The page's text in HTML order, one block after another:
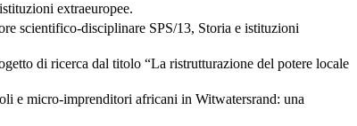
extraeuropee.
scientifico-disciplinare SPS/13, Storia e istituzioni
di ricerca dal titolo “La ristrutturazione del potere locale
e micro-imprenditori africani in Witwatersrand: una